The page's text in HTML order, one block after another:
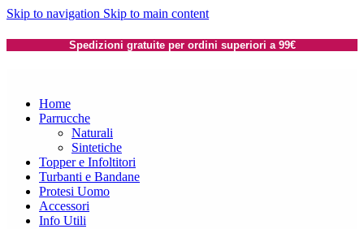
Skip to navigation Skip to main content
Spedizioni gratuite per ordini superiori a 99€
Home
Parrucche
Naturali
Sintetiche
Topper e Infoltitori
Turbanti e Bandane
Protesi Uomo
Accessori
Info Utili